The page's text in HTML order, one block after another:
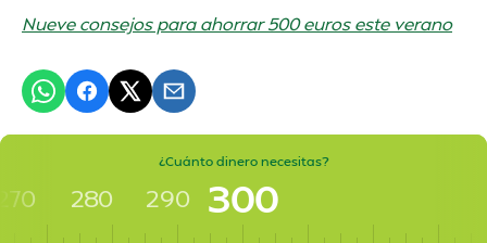
Nueve consejos para ahorrar 500 euros este verano
¿Cuánto dinero necesitas?
280 290 300